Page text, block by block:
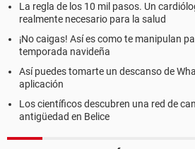
La regla de los 10 mil pasos. Un
realmente necesario para la salud
¡No caigas! Así es como te manipulan
temporada navideña
Así puedes tomarte un descanso de
aplicación
Los científicos descubren una red de
antigüedad en Belice